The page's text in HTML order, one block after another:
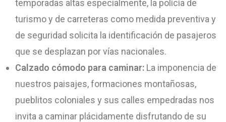
temporadas altas especialmente, la policía de
turismo y de carreteras como medida preventiva y
de seguridad solicita la identificación de pasajeros
que se desplazan por vías nacionales.
Calzado cómodo para caminar: La imponencia de
nuestros paisajes, formaciones montañosas,
pueblitos coloniales y sus calles empedradas nos
invita a caminar plácidamente disfrutando de su